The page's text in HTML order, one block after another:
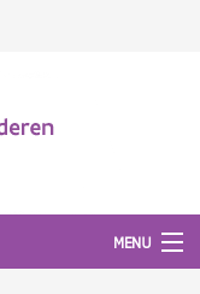
MENU